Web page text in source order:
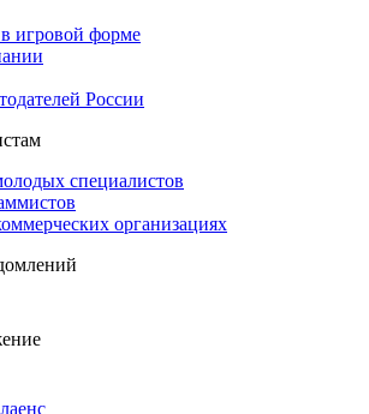
игровой форме
России
специалистов
организациях